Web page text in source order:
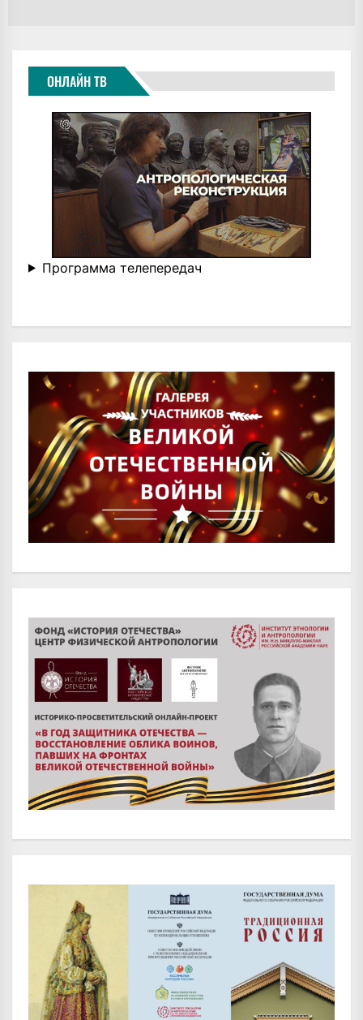
ОНЛАЙН ТВ
Программа телепередач